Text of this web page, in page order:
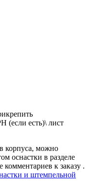
(если есть)\ лист
корпуса, можно
оснастки в разделе
комментариев к заказу .
и штемпельной